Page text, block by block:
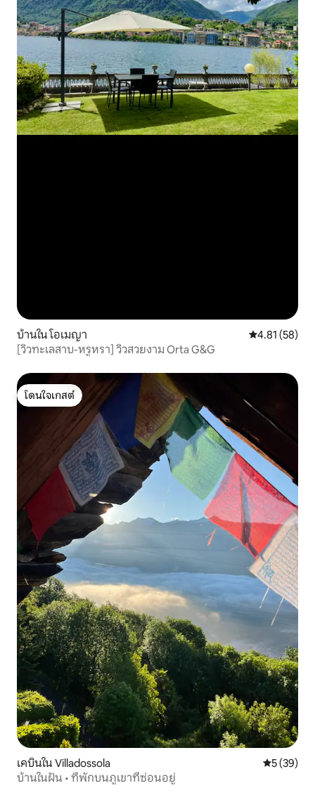
บ้านใน โอเมญา คะแนนเฉลี่ย
4.81 (58)
[วิวทะเลสาบ-หรูหรา] วิวสวยงาม Orta G&G
โดนใจเกสต์
โดนใจเกสต์
เคบินใน Villadossola คะแนนเฉลี่
5 (39)
บ้านในฝัน • ที่พักบนภูเขาที่ซ่อนอยู่